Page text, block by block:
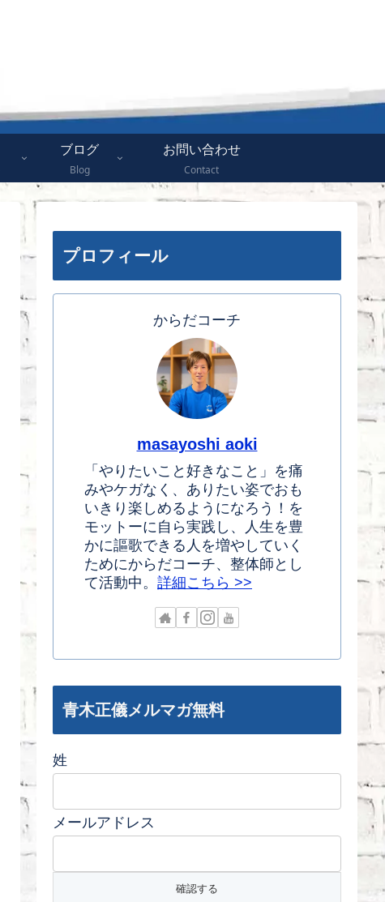
ブログ
Blog
お問い合わせ
Contact
プロフィール
からだコーチ
masayoshi aoki
「やりたいこと好きなこと」を痛
みやケガなく、ありたい姿でおも
いきり楽しめるようになろう！を
モットーに自ら実践し、人生を豊
かに謳歌できる人を増やしていく
ためにからだコーチ、整体師とし
て活動中。 詳細こちら >>
青木正儀メルマガ無料
姓
メールアドレス